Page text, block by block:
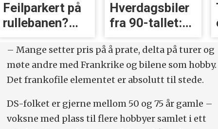
Feilparkert på
rullebanen?
Ikke denne
dagen!
Hverdagsbiler
fra 90-tallet:
Se hvem som
bruker dem nå
– Mange setter pris på å prate, delta på turer og
møte andre med Frankrike og bilene som hobby.
Det frankofile elementet er absolutt til stede.
DS-folket er gjerne mellom 50 og 75 år gamle –
voksne med plass til flere hobbyer samlet i ett